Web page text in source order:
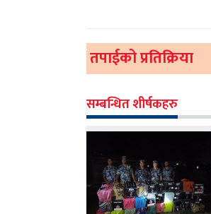
तपाईको प्रतिक्रिया
सम्बन्धित शीर्षकहरु